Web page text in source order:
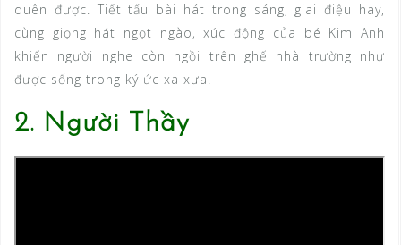
quên được. Tiết tấu bài hát trong sáng, giai điệu hay,
cùng giọng hát ngọt ngào, xúc động của bé Kim Anh
khiến người nghe còn ngồi trên ghế nhà trường như
được sống trong ký ức xa xưa.
2. Người Thầy